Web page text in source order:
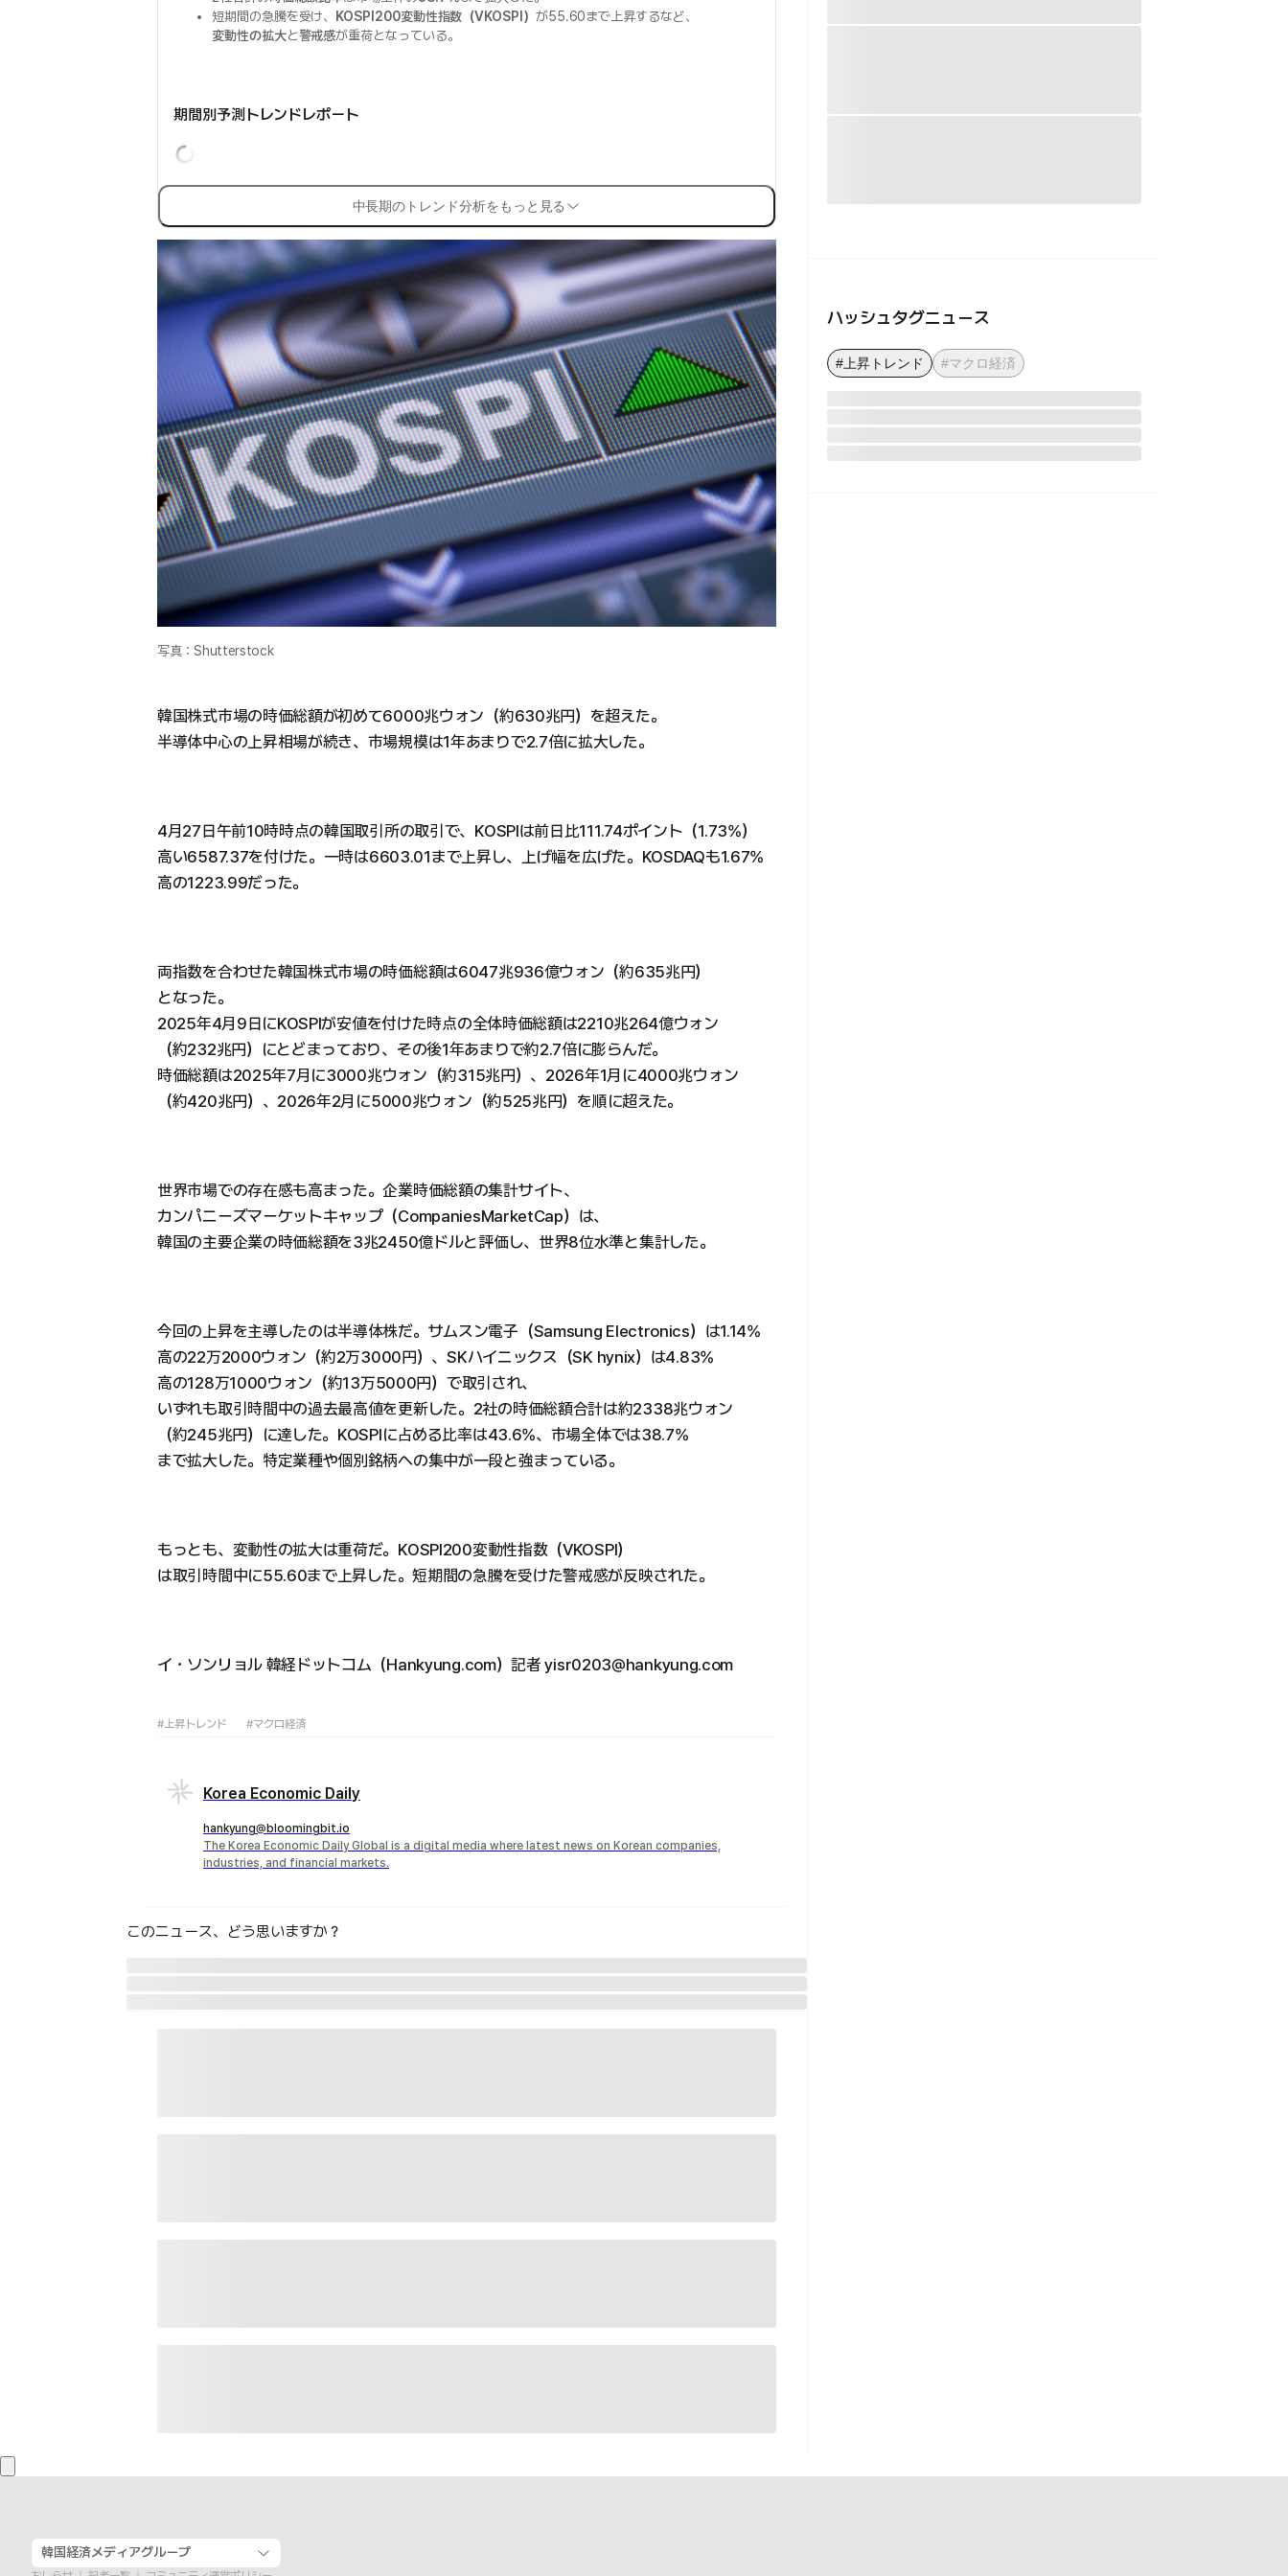
短期間の急騰を受け、
KOSPI200変動性指数（VKOSPI） が55.60まで上昇するなど、
変動性の拡大と警戒感が重荷となっている。
期間別予測トレンドレポート
中長期のトレンド分析をもっと見る
写真：Shutterstock
韓国株式市場の時価総額が初めて6000兆ウォン（約630兆円）を超えた。
半導体中心の上昇相場が続き、市場規模は1年あまりで2.7倍に拡大した。
4月27日午前10時時点の韓国取引所の取引で、KOSPIは前日比111.74ポイント（1.73%）
高い6587.37を付けた。一時は6603.01まで上昇し、上げ幅を広げた。KOSDAQも1.67%
高の1223.99だった。
両指数を合わせた韓国株式市場の時価総額は6047兆936億ウォン（約635兆円）
となった。
2025年4月9日にKOSPIが安値を付けた時点の全体時価総額は2210兆264億ウォン
（約232兆円）にとどまっており、その後1年あまりで約2.7倍に膨らんだ。
時価総額は2025年7月に3000兆ウォン（約315兆円）、2026年1月に4000兆ウォン
（約420兆円）、2026年2月に5000兆ウォン（約525兆円）を順に超えた。
世界市場での存在感も高まった。企業時価総額の集計サイト、
カンパニーズマーケットキャップ（CompaniesMarketCap）は、
韓国の主要企業の時価総額を3兆2450億ドルと評価し、世界8位水準と集計した。
今回の上昇を主導したのは半導体株だ。サムスン電子（Samsung Electronics）は1.14%
高の22万2000ウォン（約2万3000円）、SKハイニックス（SK hynix）は4.83%
高の128万1000ウォン（約13万5000円）で取引され、
いずれも取引時間中の過去最高値を更新した。2社の時価総額合計は約2338兆ウォン
（約245兆円）に達した。KOSPIに占める比率は43.6%、市場全体では38.7%
まで拡大した。特定業種や個別銘柄への集中が一段と強まっている。
もっとも、変動性の拡大は重荷だ。KOSPI200変動性指数（VKOSPI）
は取引時間中に55.60まで上昇した。短期間の急騰を受けた警戒感が反映された。
イ・ソンリョル 韓経ドットコム（Hankyung.com）記者 yisr0203@hankyung.com
#上昇トレンド #マクロ経済
Korea Economic Daily
hankyung@bloomingbit.io
The Korea Economic Daily Global is a digital media where latest news on Korean companies,
industries, and financial markets.
このニュース、どう思いますか？
ハッシュタグニュース
#上昇トレンド #マクロ経済
韓国経済メディアグループ